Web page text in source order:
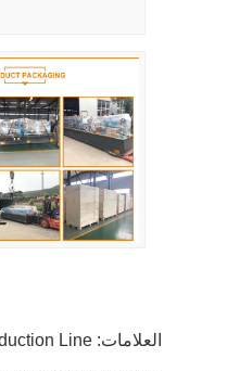
العلامات: Line